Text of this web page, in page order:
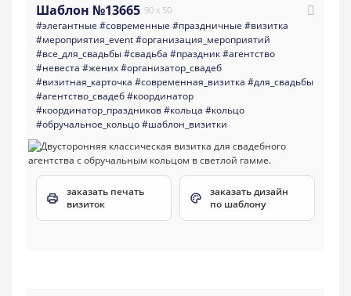
Шаблон №13665 90 x 50
#элегантные #современные #праздничные #визитка
#мероприятия_event#организация_мероприятий
#все_для_свадьбы#свадьба #праздник#агентство
#невеста #жених#организатор_свадеб
#визитная_карточка #современная_визитка #для_свадьбы
#агентство_свадеб#координатор
#координатор_праздников#кольца #кольцо
#обручальное_кольцо#шаблон_визитки
заказать печать
визиток
заказать дизайн
по шаблону